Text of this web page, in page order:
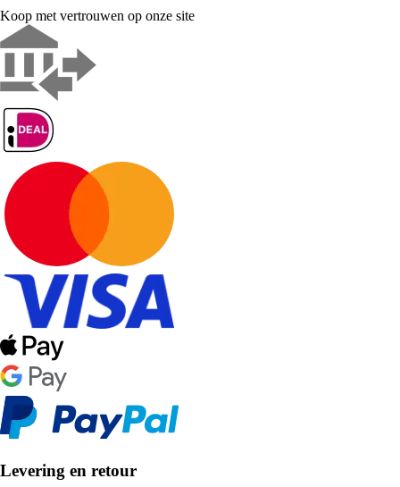
Koop met vertrouwen op onze site
Levering en retour